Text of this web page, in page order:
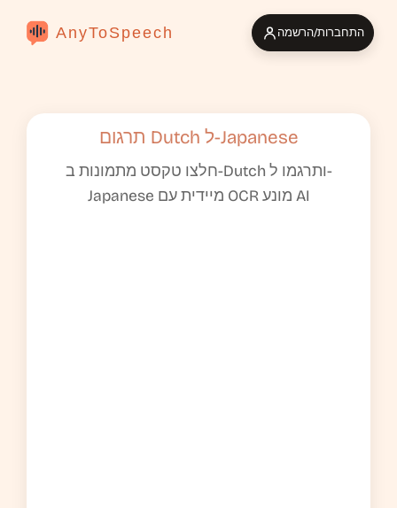
AnyToSpeech התחברות/הרשמה
תרגום Dutch ל-Japanese
חלצו טקסט מתמונות ב-Dutch ותרגמו ל-
Japanese מיידית עם OCR מונע AI